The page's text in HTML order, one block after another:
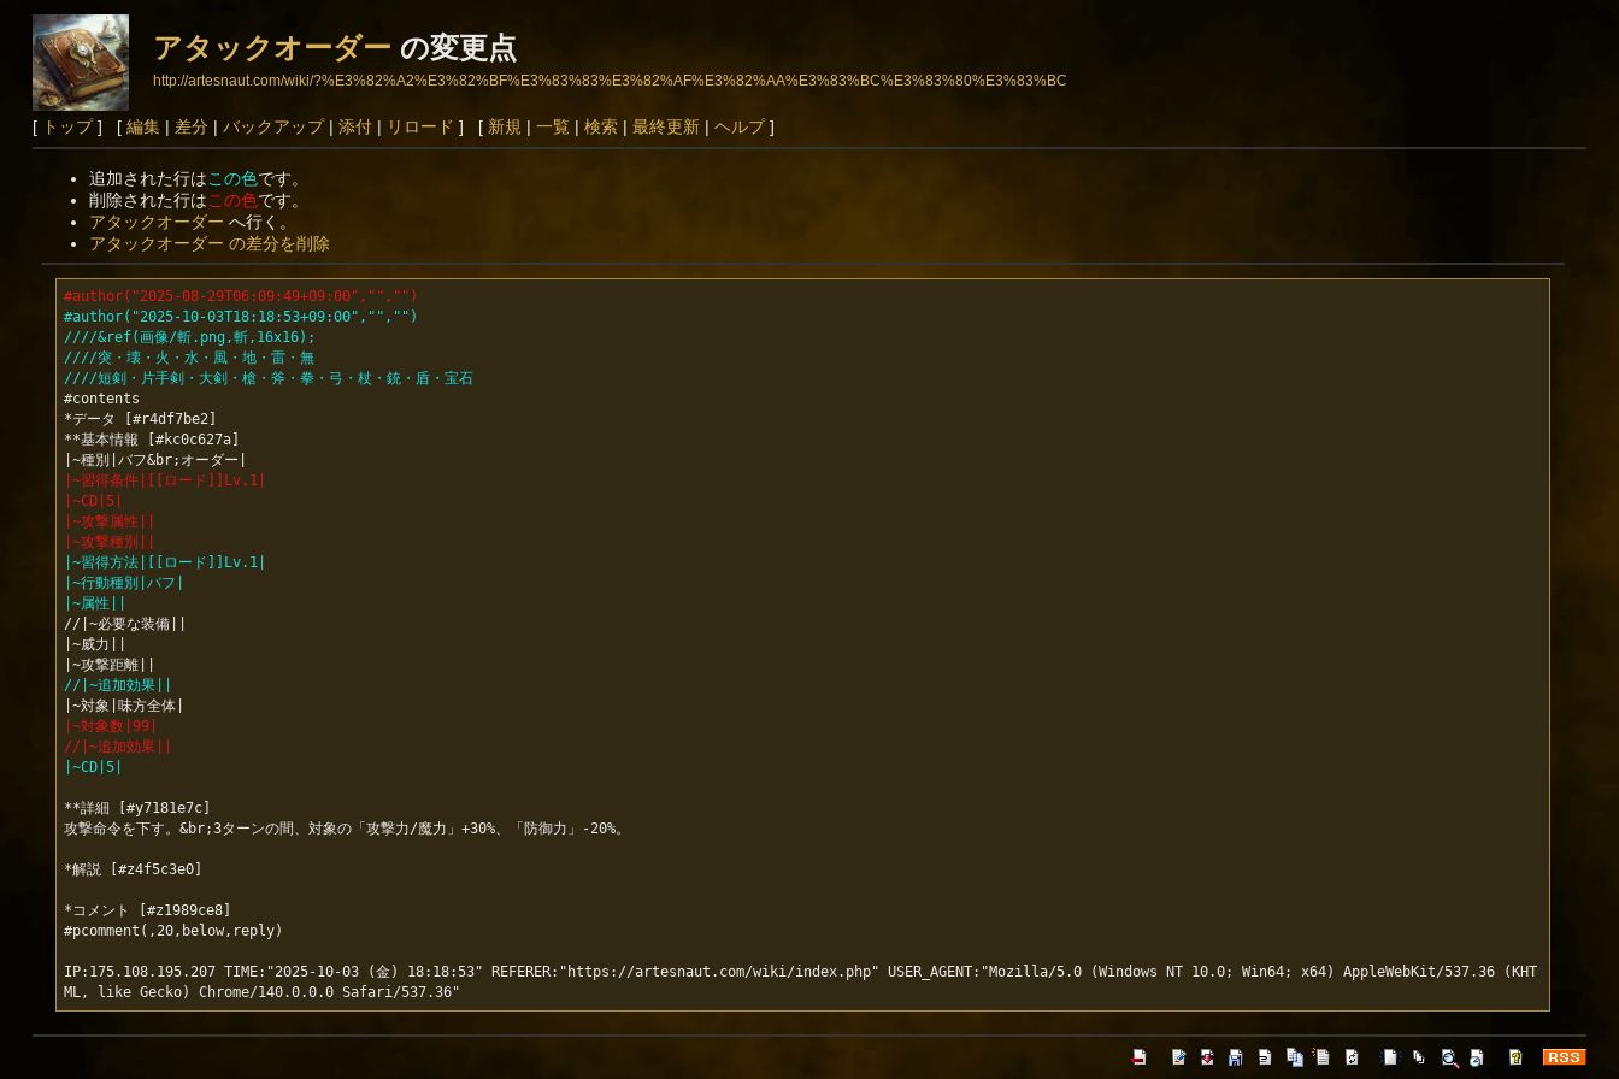
アタックオーダー の変更点
http://artesnaut.com/wiki/?%E3%82%A2%E3%82%BF%E3%83%83%E3%82%AF%E3%82%AA%E3%83%BC%E3%83%80%E3%83%BC
[ トップ] [ 編集| 差分| バックアップ| 添付| リロード ] [ 新規 | 一覧 | 検索| 最終更新| ヘルプ]
追加された行はこの色です。
削除された行はこの色です。
アタックオーダー へ行く。
アタックオーダー の差分を削除
#author("2025-08-29T06:09:49+09:00","","")
#author("2025-10-03T18:18:53+09:00","","")
////&ref(画像/斬.png,斬,16x16);
////突・壊・火・水・風・地・雷・無
////短剣・片手剣・大剣・槍・斧・拳・弓・杖・銃・盾・宝石
#contents
*データ [#r4df7be2]
**基本情報 [#kc0c627a]
|~習得条件|[[ロード]]Lv.1|
|~CD|5|
|~攻撃属性||
|~攻撃種別||
|~習得方法|[[ロード]]Lv.1|
|~行動種別|バフ|
|~属性||
//|~必要な装備||
|~威力||
//|~追加効果||
|~対象数|99|
//|~追加効果||
|~CD|5|
**詳細 [#y7181e7c]
攻撃命令を下す。&br;3ターンの間、対象の「攻撃力/魔力」+30%、「防御力」-20%。
*解説 [#z4f5c3e0]
*コメント [#z1989ce8]
#pcomment(,20,below,reply)
IP:175.108.195.207 TIME:"2025-10-03 (金) 18:18:53" REFERER:"https://artesnaut.com/wiki/index.php" USER_AGENT:"Mozilla/5.0 (Windows NT 10.0; Win64; x64) AppleWebKit/537.36 (KHT